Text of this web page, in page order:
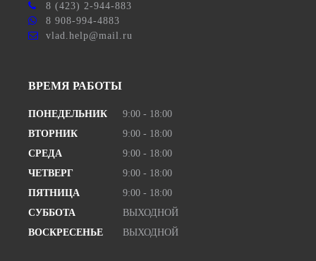
8 (423) 2-944-883
8 908-994-4883
vlad.help@mail.ru
ВРЕМЯ РАБОТЫ
ПОНЕДЕЛЬНИК
9:00 - 18:00
ВТОРНИК
9:00 - 18:00
СРЕДА
9:00 - 18:00
ЧЕТВЕРГ
9:00 - 18:00
ПЯТНИЦА
9:00 - 18:00
СУББОТА
ВЫХОДНОЙ
ВОСКРЕСЕНЬЕ
ВЫХОДНОЙ